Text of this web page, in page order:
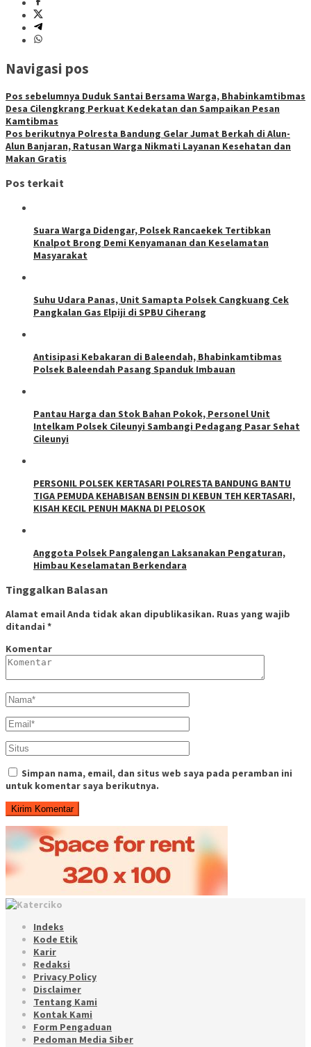
Navigasi pos
Pos sebelumnya Duduk Santai Bersama Warga, Bhabinkamtibmas
Desa Cilengkrang Perkuat Kedekatan dan Sampaikan Pesan
Kamtibmas
Pos berikutnya Polresta Bandung Gelar Jumat Berkah di Alun-
Alun Banjaran, Ratusan Warga Nikmati Layanan Kesehatan dan
Makan Gratis
Pos terkait
Suara Warga Didengar, Polsek Rancaekek Tertibkan
Knalpot Brong Demi Kenyamanan dan Keselamatan
Masyarakat
Suhu Udara Panas, Unit Samapta Polsek Cangkuang Cek
Pangkalan Gas Elpiji di SPBU Ciherang
Antisipasi Kebakaran di Baleendah, Bhabinkamtibmas
Polsek Baleendah Pasang Spanduk Imbauan
Pantau Harga dan Stok Bahan Pokok, Personel Unit
Intelkam Polsek Cileunyi Sambangi Pedagang Pasar Sehat
Cileunyi
PERSONIL POLSEK KERTASARI POLRESTA BANDUNG BANTU
TIGA PEMUDA KEHABISAN BENSIN DI KEBUN TEH KERTASARI,
KISAH KECIL PENUH MAKNA DI PELOSOK
Anggota Polsek Pangalengan Laksanakan Pengaturan,
Himbau Keselamatan Berkendara
Tinggalkan Balasan
Alamat email Anda tidak akan dipublikasikan. Ruas yang wajib
ditandai *
Komentar
Simpan nama, email, dan situs web saya pada peramban ini
untuk komentar saya berikutnya.
Indeks
Kode Etik
Karir
Redaksi
Privacy Policy
Disclaimer
Tentang Kami
Kontak Kami
Form Pengaduan
Pedoman Media Siber